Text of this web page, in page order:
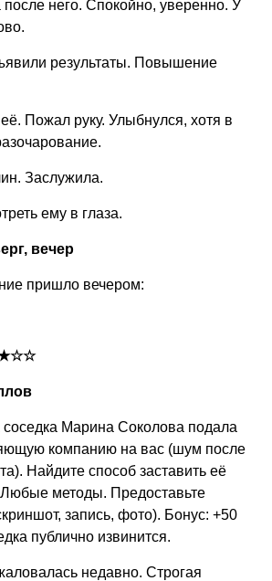
него. Спокойно, уверенно. У
результаты. Повышение
Пожал руку. Улыбнулся, хотя в
Заслужила.
ему в глаза.
вечер
пришло вечером:
Марина Соколова подала
компанию на вас (шум после
Найдите способ заставить её
Любые методы. Предоставьте
запись, фото). Бонус: +50
публично извинится.
недавно. Строгая